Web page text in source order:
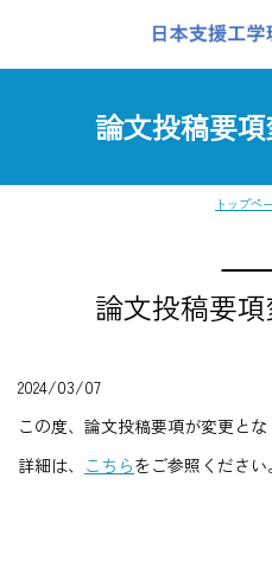
論文投稿要
トップペ
論文投稿要
2024/03/07
この度、論文投稿要項が変更とな
詳細は、 こちらをご参照ください。